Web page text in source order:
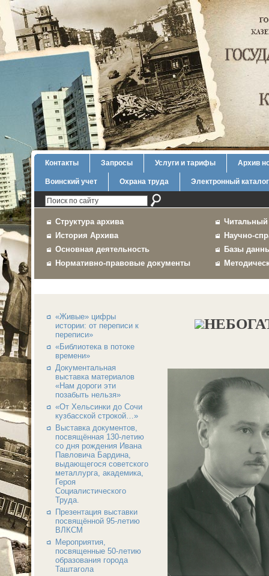
Контакты Запросы Услуги и тарифы Архив
Воинский учет Охрана труда Электронный каталог
Структура архива
История Архива
Основная деятельность
Нормативно-правовые документы
Читальный
Научно-
Базы
«Живые» цифры
истории: от переписи к
переписи»
«Библиотека в потоке
времени»
Документальная
выставка материалов
«Нам дороги эти
позабыть нельзя»
«От Хельсинки до Сочи
кузбасской строкой…»
Выставка документов,
посвящённая 130-летию
со дня рождения Ивана
Павловича Бардина,
выдающегося советского
металлурга, академика,
Героя
Социалистического
Труда.
Презентация выставки
посвящённой 95-летию
ВЛКСМ
Мероприятия,
посвященные 50-летию
образования города
Таштагола